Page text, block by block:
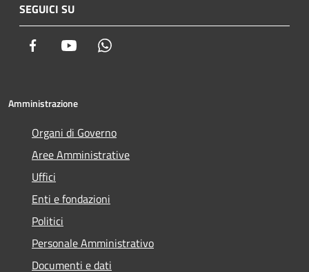
SEGUICI SU
Facebook Youtube
Amministrazione
Organi di Governo
Aree Amministrative
Uffici
Enti e fondazioni
Politici
Personale Amministrativo
Documenti e dati